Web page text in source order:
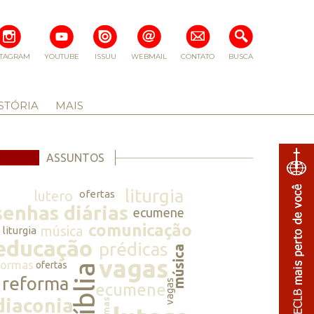
BUSCA
CONTATO
WEBMAIL
ISSUU
YOUTUBE
MAIS
ASSUNTOS
lutero ofertas liturgia
diárias ecumene
liturgia música comunicação
prédicasmúsica
ofertasbíbliavagas
reforma ecumenevagas